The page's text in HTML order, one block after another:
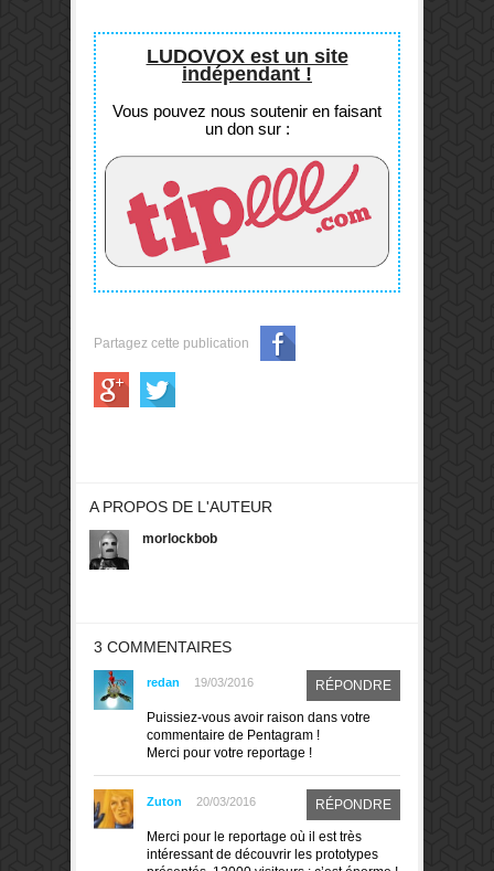
LUDOVOX est un site
indépendant !
Vous pouvez nous soutenir en faisant
un don sur :
Partagez cette publication
A PROPOS DE L'AUTEUR
morlockbob
3 COMMENTAIRES
redan 19/03/2016 RÉPONDRE
Puissiez-vous avoir raison dans votre
commentaire de Pentagram !
Merci pour votre reportage !
Zuton 20/03/2016 RÉPONDRE
Merci pour le reportage où il est très
intéressant de découvrir les prototypes